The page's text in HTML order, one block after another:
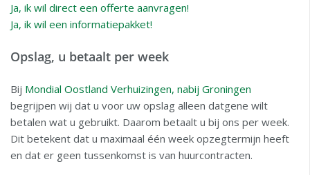
Ja, ik wil direct een offerte aanvragen!
Ja, ik wil een informatiepakket!
Opslag, u betaalt per week
Bij Mondial Oostland Verhuizingen, nabij Groningen
begrijpen wij dat u voor uw opslag alleen datgene wilt
betalen wat u gebruikt. Daarom betaalt u bij ons per week.
Dit betekent dat u maximaal één week opzegtermijn heeft
en dat er geen tussenkomst is van huurcontracten.